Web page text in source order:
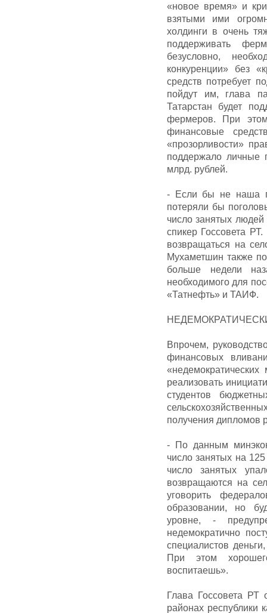
«новое время» и
взятыми ими
холдинги в очень
поддерживать
безусловно,
конкуренции» без
средств потребует
пойдут им, глава
Татарстан будет
фермеров. При
финансовые
«прозорливости»
поддержало личные
млрд. рублей.
- Если бы не наша
потеряли бы
число занятых
спикер Госсовета
возвращаться на
Мухаметшин также
больше недели
необходимого для
«Татнефть» и ТАИФ.
Впрочем,
финансовых
реализовать
студентов
получения дипломов
- По данным
число занятых на
число занятых
возвращаются на
уговорить
образовании, но
уровне, -
недемократично
специалистов
При этом
воспитаешь».
Глава Госсовета РТ
районах республики